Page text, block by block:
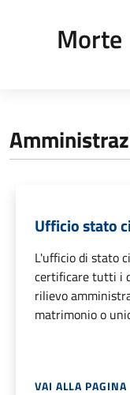
Morte
Ufficio stato
L'ufficio di stato
certificare tutti i
rilievo
matrimonio o
VAI ALLA PAGINA